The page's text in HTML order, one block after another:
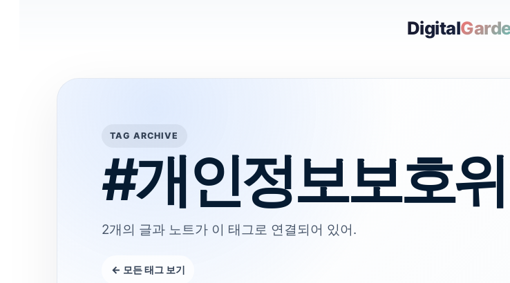
Digital
TAG ARCHIVE
#개인정보보호
2개의 글과 노트가 이 태그로 연결되어 있어.
← 모든 태그 보기